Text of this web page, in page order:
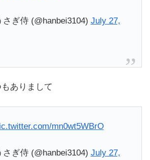
ぎ侍 (@hanbei3104) July 27,
ありまして
mn0wt5WBrO
ぎ侍 (@hanbei3104) July 27,